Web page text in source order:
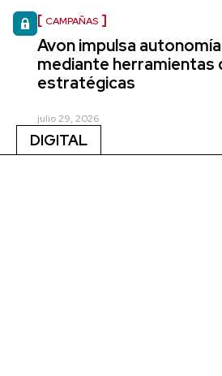
CAMPAÑAS
Avon impulsa
mediante herramientas
estratégicas
julio 29, 2026
DIGITAL